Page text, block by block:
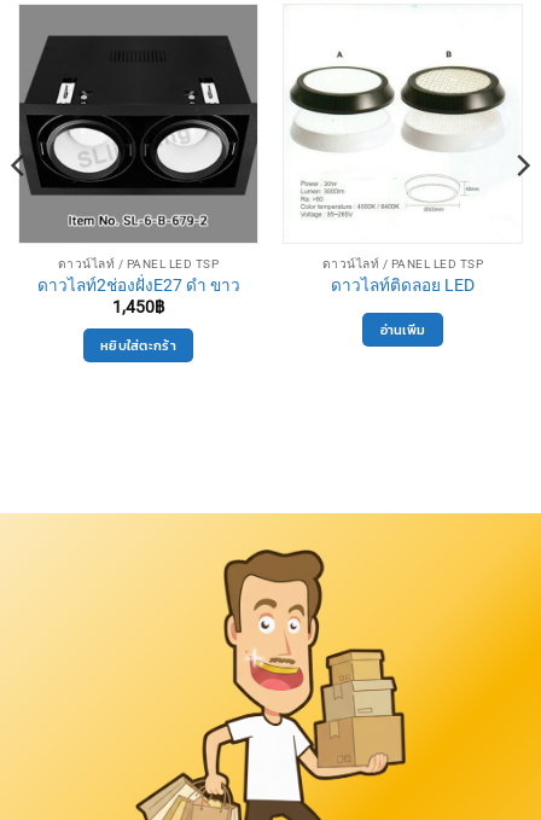
ดาวน์ไลท์ / PANEL LED TSP
ดาวไลท์2ช่องฝั่งE27 ดำ ขาว
1,450฿
หยิบใส่ตะกร้า
ดาวน์ไลท์ / PANEL LED TSP
ดาวไลท์ติดลอย LED
อ่านเพิ่ม